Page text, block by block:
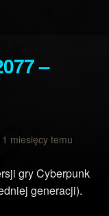
miesięcy temu
gry Cyberpunk
generacji).